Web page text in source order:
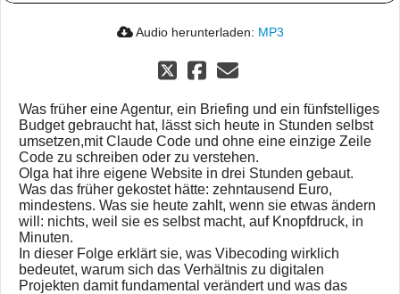
Audio herunterladen: MP3
Was früher eine Agentur, ein Briefing und ein fünfstelliges
Budget gebraucht hat, lässt sich heute in Stunden selbst
umsetzen,mit Claude Code und ohne eine einzige Zeile
Code zu schreiben oder zu verstehen.
Olga hat ihre eigene Website in drei Stunden gebaut.
Was das früher gekostet hätte: zehntausend Euro,
mindestens. Was sie heute zahlt, wenn sie etwas ändern
will: nichts, weil sie es selbst macht, auf Knopfdruck, in
Minuten.
In dieser Folge erklärt sie, was Vibecoding wirklich
bedeutet, warum sich das Verhältnis zu digitalen
Projekten damit fundamental verändert und was das